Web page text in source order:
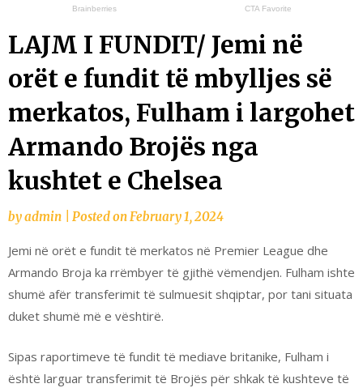
LAJM I FUNDIT/ Jemi në
orët e fundit të mbylljes së
merkatos, Fulham i largohet
Armando Brojës nga
kushtet e Chelsea
byadmin Posted onFebruary 1, 2024
Jemi në orët e fundit të merkatos në Premier League dhe
Armando Broja ka rrëmbyer të gjithë vëmendjen. Fulham ishte
shumë afër transferimit të sulmuesit shqiptar, por tani situata
duket shumë më e vështirë.
Sipas raportimeve të fundit të mediave britanike, Fulham i
është larguar transferimit të Brojës për shkak të kushteve të